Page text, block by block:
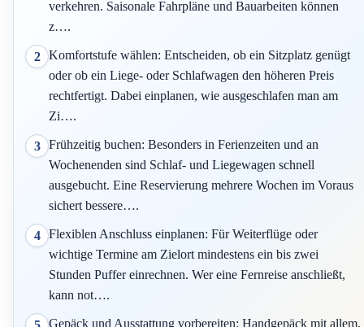
verkehren. Saisonale Fahrpläne und Bauarbeiten können
z….
2
Komfortstufe wählen: Entscheiden, ob ein Sitzplatz genügt
oder ob ein Liege- oder Schlafwagen den höheren Preis
rechtfertigt. Dabei einplanen, wie ausgeschlafen man am
Zi….
3
Frühzeitig buchen: Besonders in Ferienzeiten und an
Wochenenden sind Schlaf- und Liegewagen schnell
ausgebucht. Eine Reservierung mehrere Wochen im Voraus
sichert bessere….
4
Flexiblen Anschluss einplanen: Für Weiterflüge oder
wichtige Termine am Zielort mindestens ein bis zwei
Stunden Puffer einrechnen. Wer eine Fernreise anschließt,
kann not….
Gepäck und Ausstattung vorbereiten: Handgepäck mit allem,